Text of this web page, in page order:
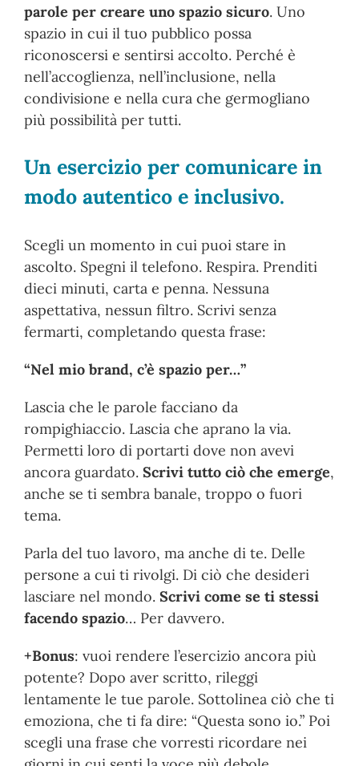
parole per creare uno spazio sicuro. Uno
spazio in cui il tuo pubblico possa
riconoscersi e sentirsi accolto. Perché è
nell’accoglienza, nell’inclusione, nella
condivisione e nella cura che germogliano
più possibilità per tutti.
Un esercizio per comunicare in
modo autentico e inclusivo.
Scegli un momento in cui puoi stare in
ascolto. Spegni il telefono. Respira. Prenditi
dieci minuti, carta e penna. Nessuna
aspettativa, nessun filtro. Scrivi senza
fermarti, completando questa frase:
“Nel mio brand, c’è spazio per…”
Lascia che le parole facciano da
rompighiaccio. Lascia che aprano la via.
Permetti loro di portarti dove non avevi
ancora guardato. Scrivi tutto ciò che emerge,
anche se ti sembra banale, troppo o fuori
tema.
Parla del tuo lavoro, ma anche di te. Delle
persone a cui ti rivolgi. Di ciò che desideri
lasciare nel mondo. Scrivi come se ti stessi
facendo spazio… Per davvero.
+Bonus: vuoi rendere l’esercizio ancora più
potente? Dopo aver scritto, rileggi
lentamente le tue parole. Sottolinea ciò che ti
emoziona, che ti fa dire: “Questa sono io.” Poi
scegli una frase che vorresti ricordare nei